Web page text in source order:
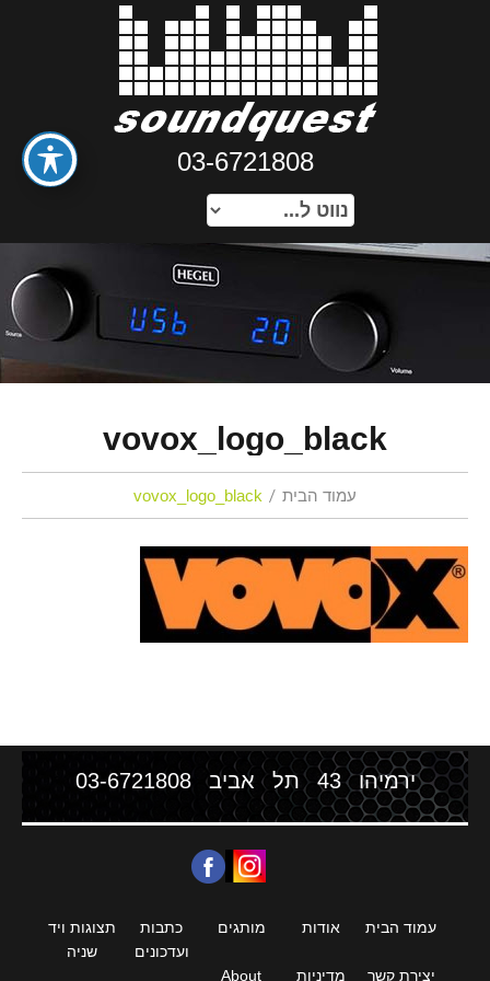
03-6721808
vovox_logo_black
עמוד הבית vovox_logo_black
ירמיהו 43 תל אביב 03-6721808
עמוד הבית אודות מותגים
כתבות
ועדכונים
תצוגות ויד
שניה
יצירת קשר
מדיניות About